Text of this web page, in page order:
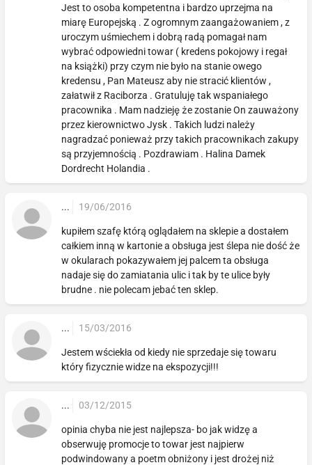
Jest to osoba kompetentna i bardzo uprzejma na
miarę Europejską . Z ogromnym zaangażowaniem , z
uroczym uśmiechem i dobrą radą pomagał nam
wybrać odpowiedni towar ( kredens pokojowy i regał
na książki) przy czym nie było na stanie owego
kredensu , Pan Mateusz aby nie stracić klientów ,
załatwił z Raciborza . Gratuluję tak wspaniałego
pracownika . Mam nadzieję że zostanie On zauważony
przez kierownictwo Jysk . Takich ludzi należy
nagradzać ponieważ przy takich pracownikach zakupy
są przyjemnością . Pozdrawiam . Halina Damek
Dordrecht Holandia .
... 19/06/2016
kupiłem szafę którą oglądałem na sklepie a dostałem
całkiem inną w kartonie a obsługa jest ślepa nie dość że
w okularach pokazywałem jej palcem ta obsługa
nadaje się do zamiatania ulic i tak by te ulice były
brudne . nie polecam jebać ten sklep.
... 15/03/2016
Jestem wściekła od kiedy nie sprzedaje się towaru
który fizycznie widze na ekspozycji!!!
... 03/12/2015
opinia chyba nie jest najlepsza- bo jak widzę a
obserwuję promocje to towar jest najpierw
podwindowany a poetm obniżony i jest drożej niż